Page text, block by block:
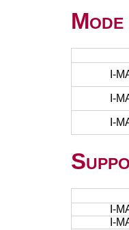
Mode
I-
I-
I-
I-
I-